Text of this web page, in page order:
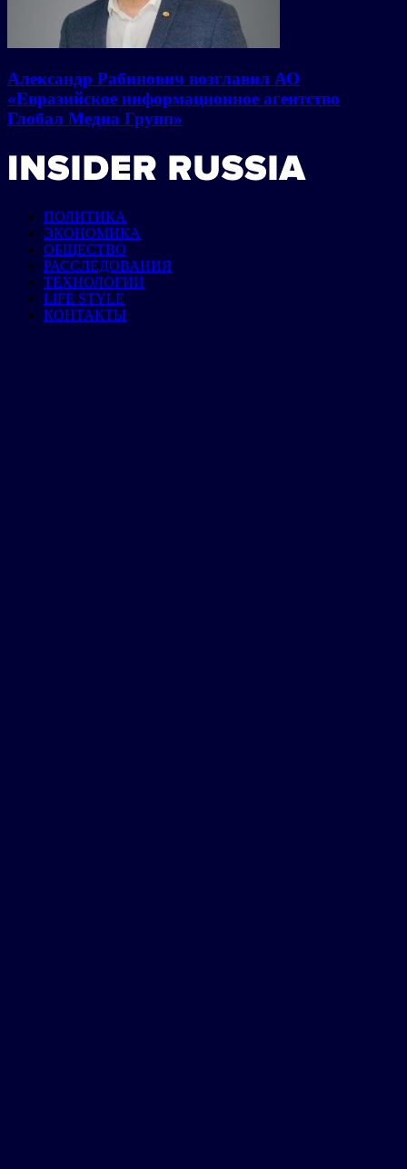
Александр Рабинович возглавил АО
«Евразийское информационное агентство
Глобал Медиа Групп»
ПОЛИТИКА
ЭКОНОМИКА
ОБЩЕСТВО
РАССЛЕДОВАНИЯ
ТЕХНОЛОГИИ
LIFE STYLE
КОНТАКТЫ